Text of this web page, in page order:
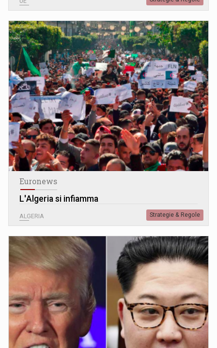
Euronews
L'Algeria si infiamma
ALGERIA Strategie & Regole